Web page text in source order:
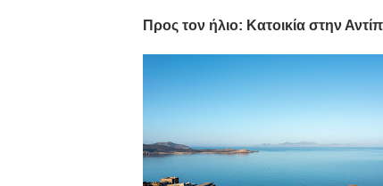
Προς τον ήλιο: Κατοικία στην